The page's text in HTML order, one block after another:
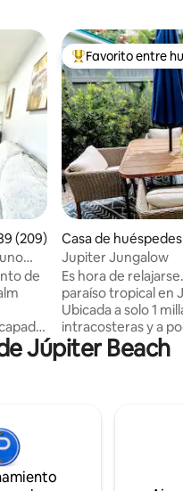
promedio: 4.89 de 5,
(209)
de
la
Favorito entre
Favorito entre
Casa de
er
Jupiter Jungalow
Es hora de
paraíso tropical en
Ubicada a solo 1
intracosteras y a
de kilómetros de
nuestra Jungle
Tequesta, a pocos
parques estatales,
pickleball y las
Júpiter Beach